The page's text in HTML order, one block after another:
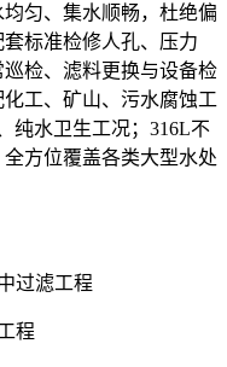
匀、集水顺畅，杜绝偏
标准检修人孔、压力
检、滤料更换与设备检
工、矿山、污水腐蚀工
纯水卫生工况；316L不
方位覆盖各类大型水处
过滤工程
程